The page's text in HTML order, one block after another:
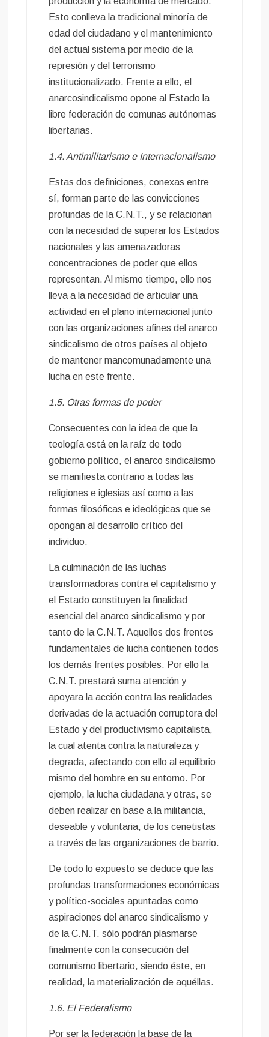
Esto conlleva la tradicional minoría de
edad del ciudadano y el mantenimiento
del actual sistema por medio de la
represión y del terrorismo
institucionalizado. Frente a ello, el
anarcosindicalismo opone al Estado la
libre federación de comunas autónomas
libertarias.
1.4. Antimilitarismo e Internacionalismo
Estas dos definiciones, conexas entre
sí, forman parte de las convicciones
profundas de la C.N.T., y se relacionan
con la necesidad de superar los Estados
nacionales y las amenazadoras
concentraciones de poder que ellos
representan. Al mismo tiempo, ello nos
lleva a la necesidad de articular una
actividad en el plano internacional junto
con las organizaciones afines del anarco
sindicalismo de otros países al objeto
de mantener mancomunadamente una
lucha en este frente.
1.5. Otras formas de poder
Consecuentes con la idea de que la
teología está en la raíz de todo
gobierno político, el anarco sindicalismo
se manifiesta contrario a todas las
religiones e iglesias así como a las
formas filosóficas e ideológicas que se
opongan al desarrollo crítico del
individuo.
La culminación de las luchas
transformadoras contra el capitalismo y
el Estado constituyen la finalidad
esencial del anarco sindicalismo y por
tanto de la C.N.T. Aquellos dos frentes
fundamentales de lucha contienen todos
los demás frentes posibles. Por ello la
C.N.T. prestará suma atención y
apoyara la acción contra las realidades
derivadas de la actuación corruptora del
Estado y del productivismo capitalista,
la cual atenta contra la naturaleza y
degrada, afectando con ello al equilibrio
mismo del hombre en su entorno. Por
ejemplo, la lucha ciudadana y otras, se
deben realizar en base a la militancia,
deseable y voluntaria, de los cenetistas
a través de las organizaciones de barrio.
De todo lo expuesto se deduce que las
profundas transformaciones económicas
y político-sociales apuntadas como
aspiraciones del anarco sindicalismo y
de la C.N.T. sólo podrán plasmarse
finalmente con la consecución del
comunismo libertario, siendo éste, en
realidad, la materialización de aquéllas.
1.6. El Federalismo
Por ser la federación la base de la